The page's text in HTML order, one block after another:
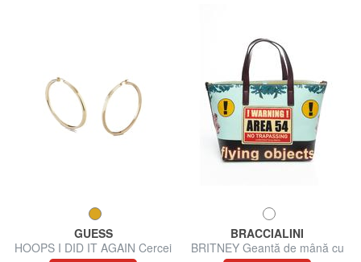
GUESS
HOOPS I DID IT AGAIN Cercei
BRACCIALINI
BRITNEY Geantă de mână cu